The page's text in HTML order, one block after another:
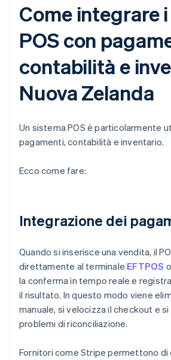
Come integrare
POS con
contabilità e
Nuova Zelanda
Un sistema POS è particolarmente
pagamenti, contabilità e inventario.
Ecco come fare:
Integrazione dei
Quando si inserisce una vendita, il
direttamente al terminale EFTPOS
la conferma in tempo reale e
il risultato. In questo modo viene
manuale, si velocizza il checkout e
problemi di riconciliazione.
Fornitori come Stripe permettono di